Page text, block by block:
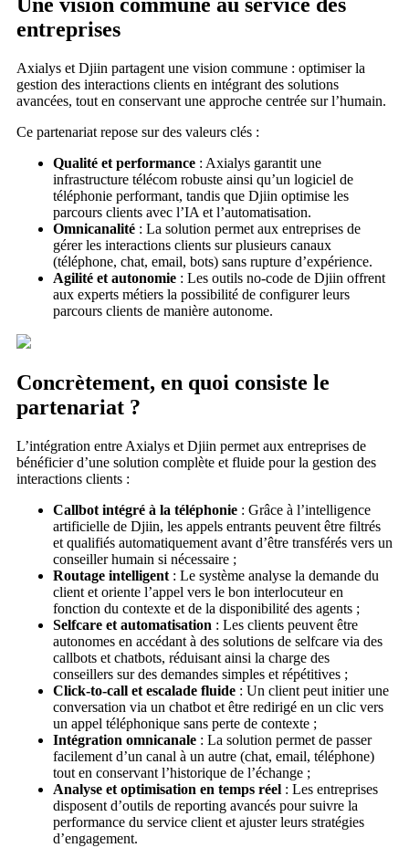
Une vision commune au service des
entreprises
Axialys et Djiin partagent une vision commune : optimiser la
gestion des interactions clients en intégrant des solutions
avancées, tout en conservant une approche centrée sur l’humain.
Ce partenariat repose sur des valeurs clés :
Qualité et performance : Axialys garantit une
infrastructure télécom robuste ainsi qu’un logiciel de
téléphonie performant, tandis que Djiin optimise les
parcours clients avec l’IA et l’automatisation.
Omnicanalité : La solution permet aux entreprises de
gérer les interactions clients sur plusieurs canaux
(téléphone, chat, email, bots) sans rupture d’expérience.
Agilité et autonomie : Les outils no-code de Djiin offrent
aux experts métiers la possibilité de configurer leurs
parcours clients de manière autonome.
Concrètement, en quoi consiste le
partenariat ?
L’intégration entre Axialys et Djiin permet aux entreprises de
bénéficier d’une solution complète et fluide pour la gestion des
interactions clients :
Callbot intégré à la téléphonie : Grâce à l’intelligence
artificielle de Djiin, les appels entrants peuvent être filtrés
et qualifiés automatiquement avant d’être transférés vers un
conseiller humain si nécessaire ;
Routage intelligent : Le système analyse la demande du
client et oriente l’appel vers le bon interlocuteur en
fonction du contexte et de la disponibilité des agents ;
Selfcare et automatisation : Les clients peuvent être
autonomes en accédant à des solutions de selfcare via des
callbots et chatbots, réduisant ainsi la charge des
conseillers sur des demandes simples et répétitives ;
Click-to-call et escalade fluide : Un client peut initier une
conversation via un chatbot et être redirigé en un clic vers
un appel téléphonique sans perte de contexte ;
Intégration omnicanale : La solution permet de passer
facilement d’un canal à un autre (chat, email, téléphone)
tout en conservant l’historique de l’échange ;
Analyse et optimisation en temps réel : Les entreprises
disposent d’outils de reporting avancés pour suivre la
performance du service client et ajuster leurs stratégies
d’engagement.